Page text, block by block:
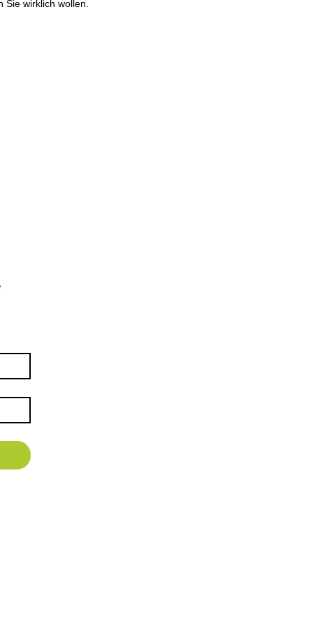
wirklich wollen.